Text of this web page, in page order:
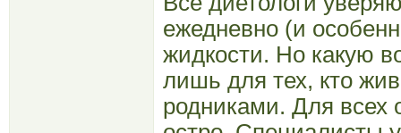
ежедневно (и
жидкости. Но какую
лишь для тех, кто
родниками. Для всех